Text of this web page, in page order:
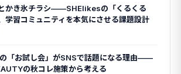
かき氷チラシ——SHElikesの「くるくる
学習コミュニティを本気にさせる課題設計
「お試し会」がSNSで話題になる理由——
の秋コレ施策から考える